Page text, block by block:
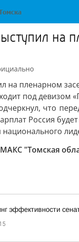
на
на пленарном
под девизом
что
Россия
национального
"Томская
эффективности